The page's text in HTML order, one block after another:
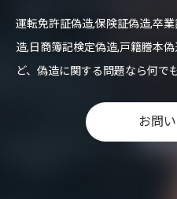
運転免許証偽造,保険証偽造,卒
造,日商簿記検定偽造,戸籍謄本
ど、偽造に関する問題なら何で
お問